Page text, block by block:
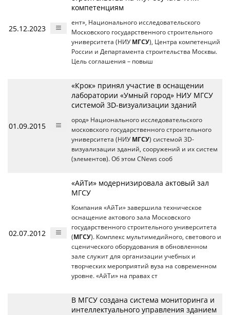
25.12.2023
компетенциям
ент», Национального исследовательского
Московского государственного строительного
университета (НИУ МГСУ), Центра компетенций
России и Департамента строительства Москвы.
Цель соглашения – повыш
01.09.2015
«Крок» принял участие в оснащении
лаборатории «Умный город» НИУ МГСУ
системой 3D-визуализации зданий
ород» Национального исследовательского
московского государственного строительного
университета (НИУ МГСУ) системой 3D-
визуализации зданий, сооружений и их систем
(элементов). Об этом CNews сооб
02.07.2012
«АйТи» модернизировала актовый зал
МГСУ
Компания «АйТи» завершила техническое
оснащение актового зала Московского
государственного строительного университета
(МГСУ). Комплекс мультимедийного, светового и
сценического оборудования в обновленном
зале служит для организации учебных и
творческих мероприятий вуза на современном
уровне. «АйТи» на правах ст
В МГСУ создана система мониторинга и
интеллектуального управления зданием